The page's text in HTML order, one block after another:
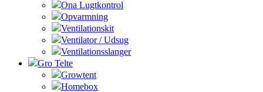
Ona Lugtkontrol
Opvarmning
Ventilationskit
Ventilator / Udsug
Ventilationsslanger
Gro Telte
Growtent
Homebox